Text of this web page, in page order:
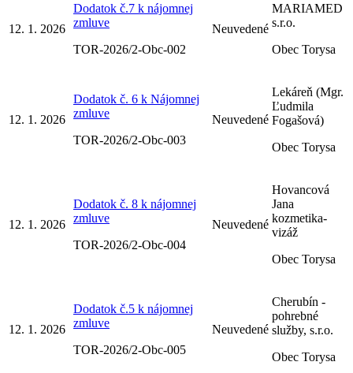
12. 1. 2026
Dodatok č.7 k nájomnej
zmluve
TOR-2026/2-Obc-002
Neuvedené
MARIAMED
s.r.o.
Obec Torysa
12. 1. 2026
Dodatok č. 6 k Nájomnej
zmluve
TOR-2026/2-Obc-003
Neuvedené
Lekáreň (Mgr.
Ľudmila
Fogašová)
Obec Torysa
12. 1. 2026
Dodatok č. 8 k nájomnej
zmluve
TOR-2026/2-Obc-004
Neuvedené
Hovancová
Jana
kozmetika-
vizáž
Obec Torysa
12. 1. 2026
Dodatok č.5 k nájomnej
zmluve
TOR-2026/2-Obc-005
Neuvedené
Cherubín -
pohrebné
služby, s.r.o.
Obec Torysa